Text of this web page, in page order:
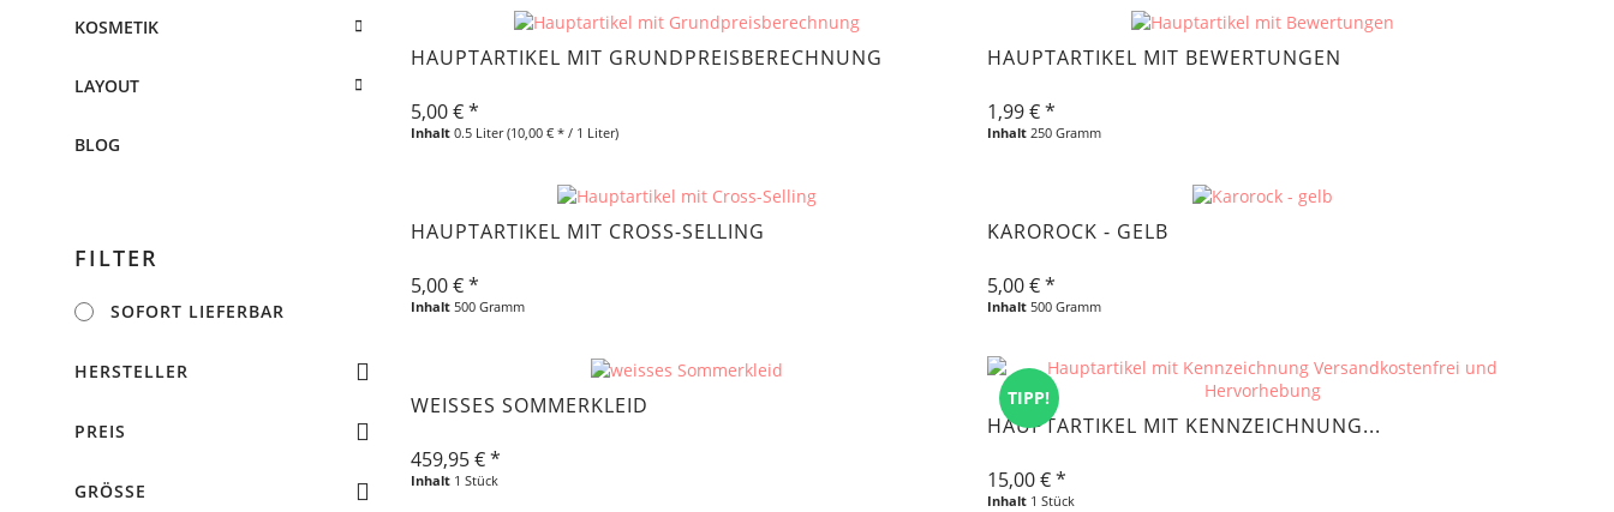
KOSMETIK
LAYOUT
BLOG
FILTER
SOFORT LIEFERBAR
HERSTELLER
Limon
PREIS
GRÖSSE
HAUPTARTIKEL MIT GRUNDPREISBERECHNUNG
Inhalt0.5 Liter(10,00 € * / 1 Liter)
5,00 € *
HAUPTARTIKEL MIT BEWERTUNGEN
Inhalt 250 Gramm
1,99 € *
HAUPTARTIKEL MIT CROSS-SELLING
Inhalt 500 Gramm
5,00 € *
KAROROCK - GELB
Inhalt 500 Gramm
5,00 € *
WEISSES SOMMERKLEID
Inhalt 1 Stück
459,95 € *
TIPP!
HAUPTARTIKEL MIT KENNZEICHNUNG...
Inhalt 1 Stück
15,00 € *